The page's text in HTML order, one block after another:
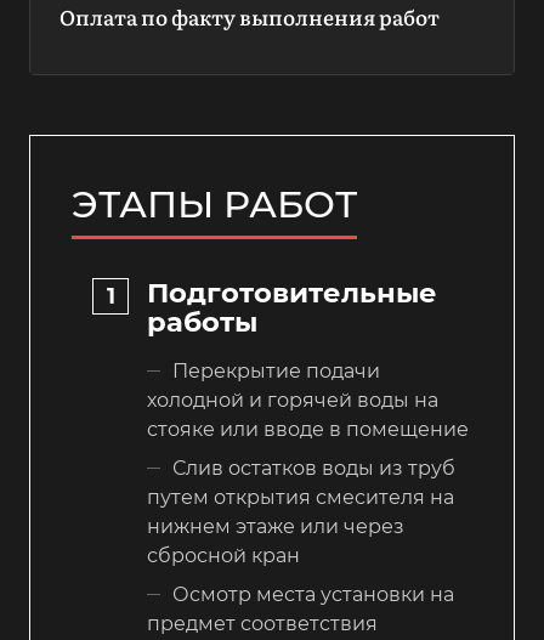
Оплата по факту выполнения работ
ЭТАПЫ РАБОТ
Подготовительные
работы
Перекрытие подачи
холодной и горячей воды на
стояке или вводе в помещение
Слив остатков воды из труб
путем открытия смесителя на
нижнем этаже или через
сбросной кран
Осмотр места установки на
предмет соответствия